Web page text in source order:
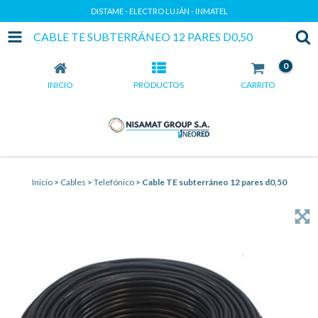
DISTAME - ELECTRO LUJÁN - INMATEL
CABLE TE SUBTERRÁNEO 12 PARES D0,50
INICIO PRODUCTOS CARRITO
0
Inicio > Cables > Telefónico > Cable TE subterráneo 12 pares d0,50